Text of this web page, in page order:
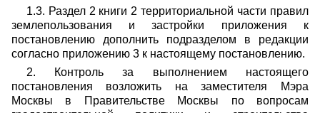
1.3. Раздел 2 книги 2 территориальной части правил
землепользования и застройки приложения к
постановлению дополнить подразделом в редакции
согласно приложению 3 к настоящему постановлению.
2. Контроль за выполнением настоящего
постановления возложить на заместителя Мэра
Москвы в Правительстве Москвы по вопросам